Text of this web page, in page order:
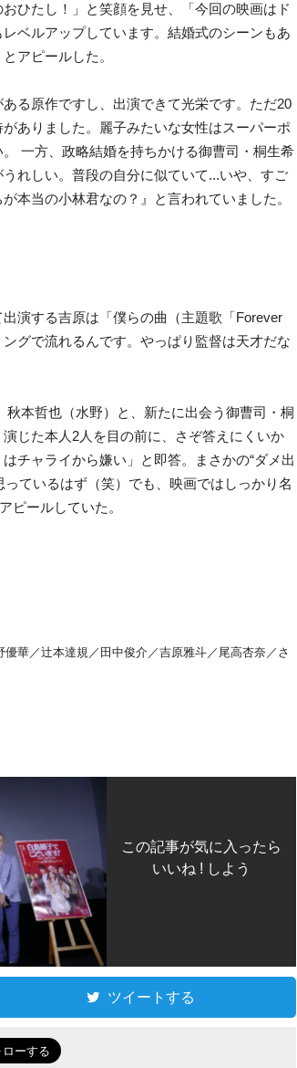
ひたし！」と笑顔を見せ、「今回の映画はド
ベルアップしています。結婚式のシーンもあ
アピールした。
る原作ですし、出演できて光栄です。ただ20
ありました。麗子みたいな女性はスーパーポ
一方、政略結婚を持ちかける御曹司・桐生希
れしい。普段の自分に似ていて...いや、すご
本当の小林君なの？』と言われていました。
演する吉原は「僕らの曲（主題歌「Forever
グで流れるんです。やっぱり監督は天才だな
本哲也（水野）と、新たに出会う御曹司・桐
じた本人2人を目の前に、さぞ答えにくいか
チャライから嫌い」と即答。まさかの“ダメ出
ているはず（笑）でも、映画ではしっかり名
ピールしていた。
華／辻本達規／田中俊介／吉原雅斗／尾高杏奈／さ
この記事が気に入ったら
いいね ! しよう
ツイートする